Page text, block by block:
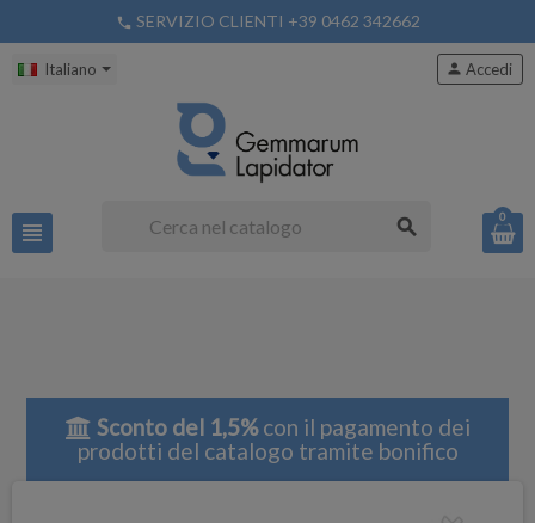
phone SERVIZIO CLIENTI +39 0462 342662
Italiano
view_headline search
person Accedi
0
Sconto del 1,5%con il pagamento dei
prodotti del catalogo tramite bonifico